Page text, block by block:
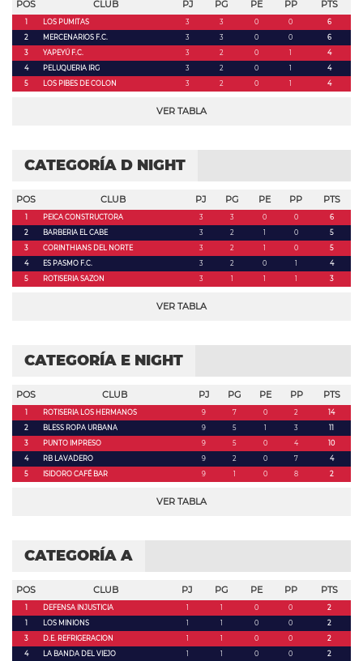
POS CLUB PJ PG PE PP PTS
1 LOS PUMITAS 3 3 0 0
6
2
MERCENARIOS F.C. 3 3 0 0
6
3
YAPEYÚ F.C. 3 2 0 1
4
4
PELUQUERIA IRG 3 2 0 1
4
5
LOS PIBES DE COLON 3 2 0 1 4
VER TABLA
CATEGORÍA D NIGHT
POS CLUB PJ PG PE PP PTS
1 PEICA CONSTRUCTORA 3 3 0 0
6
2
BARBERIA EL CABE 3 2 1 0
5
3
CORINTHIANS DEL NORTE 3 2 1 0
5
4
ES PASMO F.C. 3 2 0 1
4
5
ROTISERIA SAZON 3 1 1 1 3
VER TABLA
CATEGORÍA E NIGHT
POS CLUB PJ PG PE PP PTS
1 ROTISERIA LOS HERMANOS 9 7 0 2
14
2
BLESS ROPA URBANA 9 5 1 3
11
3
PUNTO IMPRESO 9 5 0 4
10
4
RB LAVADERO 9 2 0 7
4
5
ISIDORO CAFÉ BAR 9 1 0 8 2
VER TABLA
CATEGORÍA A
POS CLUB PJ PG PE PP PTS
1 DEFENSA INJUSTICIA 1 1 0 0
2
1
LOS MINIONS 1 1 0 0
2
3
D.E. REFRIGERACION 1 1 0 0
2
4
LA BANDA DEL VIEJO 1 1 0 0
2